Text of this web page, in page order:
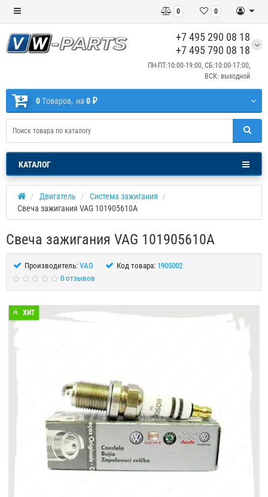
0
0
+7 495 290 08 18
+7 495 790 08 18
ПН-ПТ:10:00-19:00, СБ:10:00-17:00,
ВСК: выходной
0Tоваров, на 0 ₽
КАТАЛОГ
Двигатель
Система зажигания
Свеча зажигания VAG 101905610A
Свеча зажигания VAG 101905610A
Производитель: VAG Код товара: 1905002
0 отзывов
ХИТ